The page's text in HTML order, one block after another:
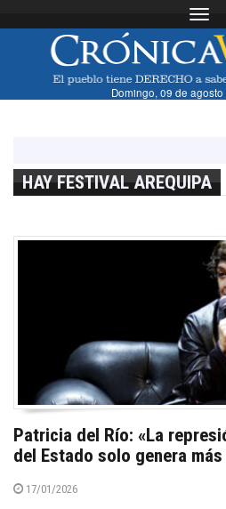
Domingo, 09 de
HAY FESTIVAL AREQUIPA
Patricia del Río: «La
del Estado solo genera
17/01/2026